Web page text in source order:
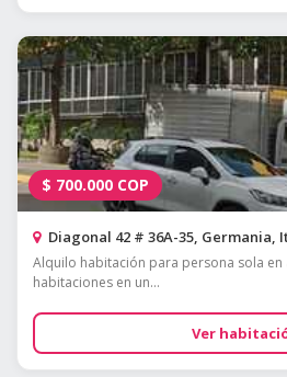
$ 700.000 COP
Diagonal 42 # 36A-35, Germania,
Alquilo habitación para persona sola
habitaciones en un...
Ver